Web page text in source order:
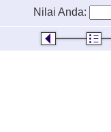
Nilai Anda: